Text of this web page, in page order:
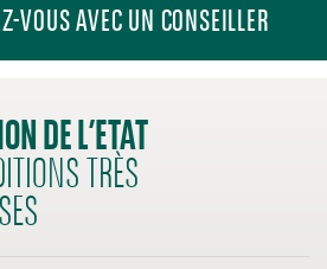
VOUS AVEC UN CONSEILLER
DE L’ETAT
TRÈS